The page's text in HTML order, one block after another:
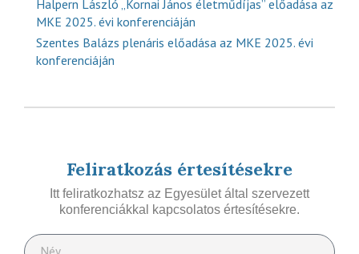
Halpern László „Kornai János életműdíjas” előadása az
MKE 2025. évi konferenciáján
Szentes Balázs plenáris előadása az MKE 2025. évi
konferenciáján
Feliratkozás értesítésekre
Itt feliratkozhatsz az Egyesület által szervezett
konferenciákkal kapcsolatos értesítésekre.